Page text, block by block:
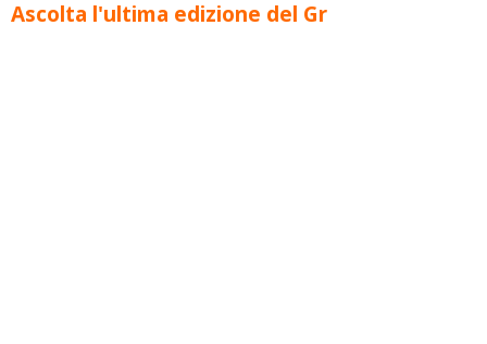
Ascolta l'ultima edizione del Gr